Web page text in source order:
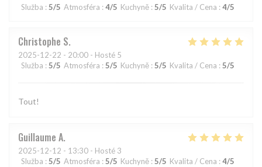
Služba : 5/5 Atmosféra : 4/5 Kuchyně : 5/5 Kvalita / Cena : 4/5
Christophe S
2025-12-22 - 20:00 - Hosté 5
Služba : 5/5 Atmosféra : 5/5 Kuchyně : 5/5 Kvalita / Cena : 5/5
Tout!
Guillaume A
2025-12-12 - 13:30 - Hosté 3
Služba : 5/5 Atmosféra : 5/5 Kuchyně : 5/5 Kvalita / Cena : 4/5